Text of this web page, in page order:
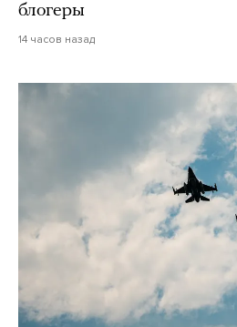
блогеры
14 часов назад